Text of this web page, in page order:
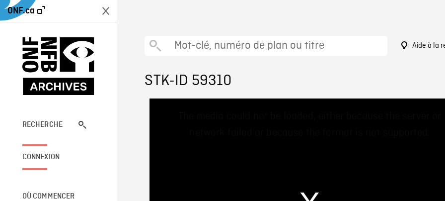
ONF.ca
RECHERCHE
CONNEXION
OÙ COMMENCER
Aide à la
STK-ID 59310